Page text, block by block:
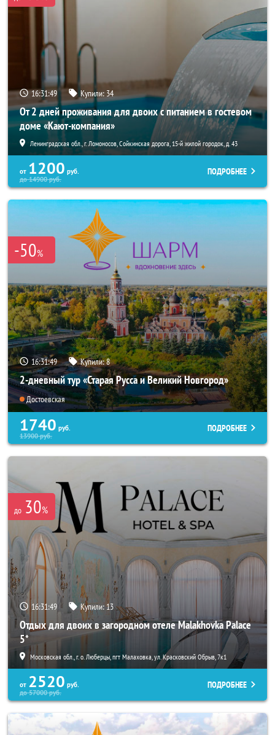
16:31:45 Купили: 34
От 2 дней проживания для двоих с питанием в гостевом
доме «Кают-компания»
Ленинградская обл., г. Ломоносов, Сойкинская дорога, 15-й жилой городок, д. 43
от 1200 руб.
до14900руб.
ПОДРОБНЕЕ
-50%
16:31:45 Купили:8
2-дневный тур «Старая Русса и Великий Новгород»
Достоевская
1740 руб.
13900руб.
ПОДРОБНЕЕ
до 30%
16:31:45 Купили: 13
Отдых для двоих в загородном отеле Malakhovka Palace
5*
Московская обл., г. о. Люберцы, пгт Малаховка, ул. Красковский Обрыв, 7к1
от 2520 руб.
до57000руб.
ПОДРОБНЕЕ